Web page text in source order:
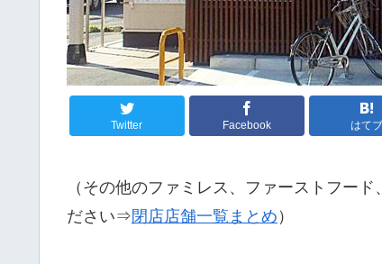
Twitter Facebook はてブ
（その他のファミレス、ファーストフー
ださい⇒閉店店舗一覧まとめ ）